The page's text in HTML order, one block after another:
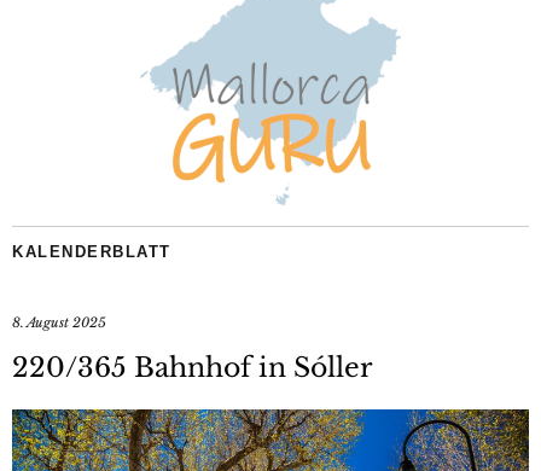
KALENDERBLATT
8. August 2025
220/365 Bahnhof in Sóller